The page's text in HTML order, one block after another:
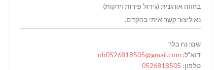
בחווה אורגנית (גידול פירות וירקות)
נא ליצור קשר איתי בהקדם.
שם: נח בלר
דוא"ל: nb0526818505@gmail.com
טלפון: 0526818505